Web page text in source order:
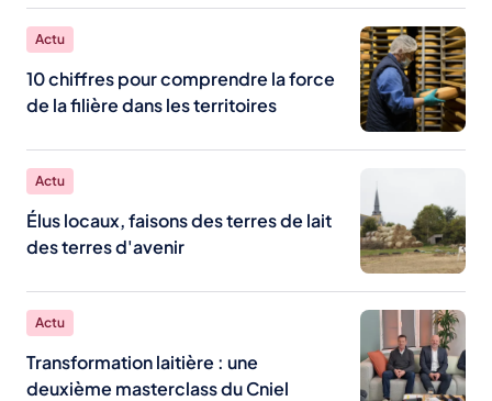
Actu
10 chiffres pour comprendre la force
de la filière dans les territoires
Actu
Élus locaux, faisons des terres de lait
des terres d'avenir
Actu
Transformation laitière : une
deuxième masterclass du Cniel